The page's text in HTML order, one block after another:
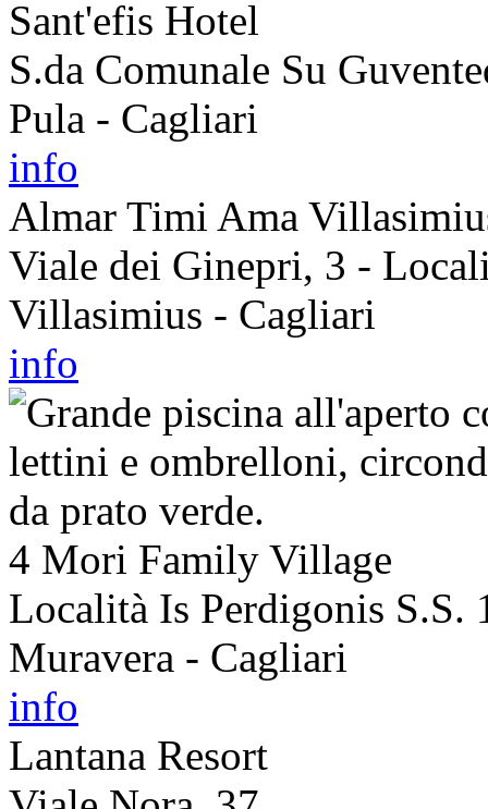
Sant'efis Hotel
S.da Comunale Su
Pula - Cagliari
info
Almar Timi Ama
Viale dei Ginepri, 3 -
Villasimius - Cagliari
info
4 Mori Family Village
Località Is Perdigonis S.S.
Muravera - Cagliari
info
Lantana Resort